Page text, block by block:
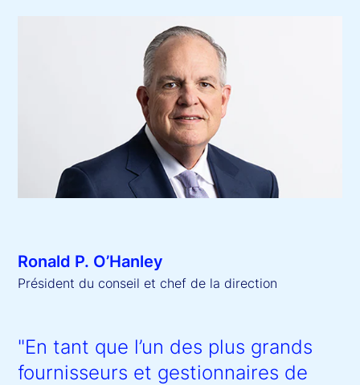
Ronald P. O’Hanley
Président du conseil et chef de la direction
"En tant que l’un des plus grands
fournisseurs et gestionnaires de